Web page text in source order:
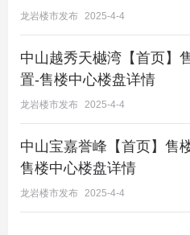
项目卖点
品牌：中国房企前30“卓越
建，强强联合，卓越置业
地产开发、城市更新、资
在内的非房地产板块形成
位。
龙岩楼市发布 2025-4-4
中山越秀天樾湾【首页】
置-售楼中心楼盘详情
龙岩楼市发布 2025-4-4
中山宝嘉誉峰【首页】售
售楼中心楼盘详情
龙岩楼市发布 2025-4-4